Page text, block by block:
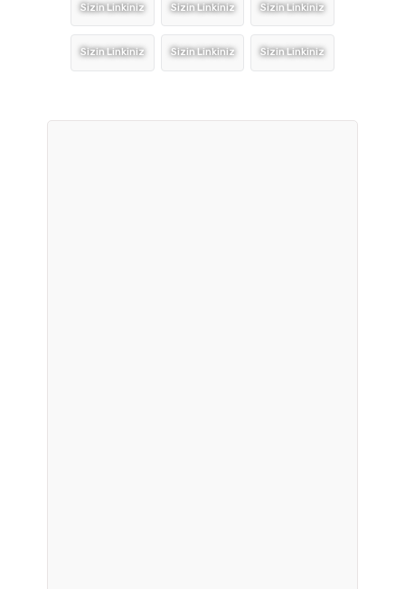
Sizin Linkiniz
Sizin Linkiniz
Sizin Linkiniz
Sizin Linkiniz
Sizin Linkiniz
Sizin Linkiniz